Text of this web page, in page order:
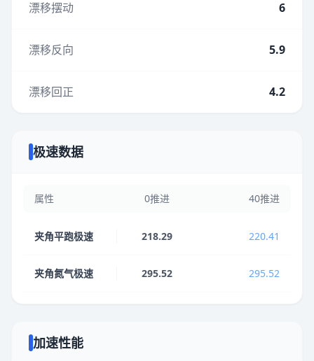
漂移摆动 6
漂移反向 5.9
漂移回正 4.2
极速数据
属性 0推进 40推进
夹角平跑极速 218.29 220.41
夹角氮气极速 295.52 295.52
加速性能